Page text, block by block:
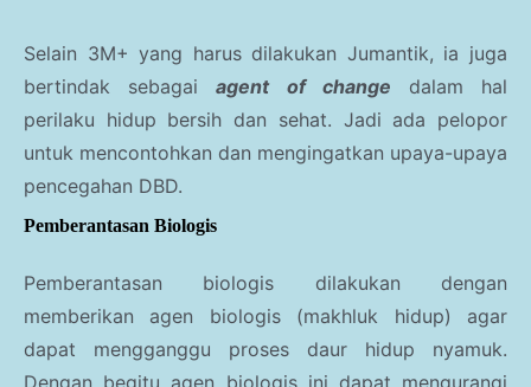
Selain 3M+ yang harus dilakukan Jumantik, ia juga
bertindak sebagaiagent of change dalam hal
perilaku hidup bersih dan sehat. Jadi ada pelopor
untuk mencontohkan dan mengingatkan upaya-upaya
pencegahan DBD.
Pemberantasan Biologis
Pemberantasan biologis dilakukan dengan
memberikan agen biologis (makhluk hidup) agar
dapat mengganggu proses daur hidup nyamuk.
Dengan begitu agen biologis ini dapat mengurangi